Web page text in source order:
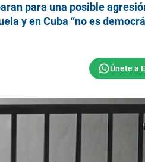
para una posible
y en Cuba “no es